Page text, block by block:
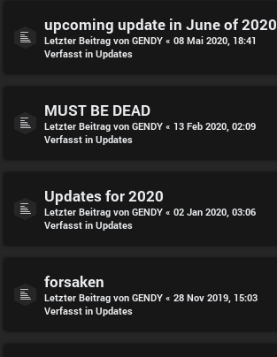
upcoming update in June of 2020
Letzter Beitrag von GENDY « 08 Mai 2020, 18:41
Verfasst in Updates
MUST BE DEAD
Letzter Beitrag von GENDY « 13 Feb 2020, 02:09
Verfasst in Updates
Updates for 2020
Letzter Beitrag von GENDY « 02 Jan 2020, 03:06
Verfasst in Updates
forsaken
Letzter Beitrag von GENDY « 28 Nov 2019, 15:03
Verfasst in Updates